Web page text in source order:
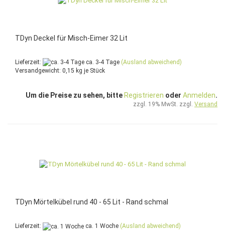
TDyn Deckel für Misch-Eimer 32 Lit
Lieferzeit: ca. 3-4 Tage (Ausland abweichend)
Versandgewicht: 0,15 kg je Stück
Um die Preise zu sehen, bitte Registrieren oder Anmelden.
zzgl. 19% MwSt. zzgl. Versand
TDyn Mörtelkübel rund 40 - 65 Lit - Rand schmal
Lieferzeit: ca. 1 Woche (Ausland abweichend)